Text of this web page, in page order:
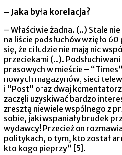
– Jaka była korelacja?
– Właściwie żadna. (..) Stale
na liście podsłuchów wzięło
się, że ci ludzie nie mają nic
przeciekami (..).
prasowych w mieście –
nowych magazynów, sieci
i “Post” oraz dwaj
zaczęli uzyskiwać bardzo
zresztą niewiele wspólnego z
sobie, jaki wspaniały brudek
wydawcy! Przecież on
politykach, o tym, kto został
kto kogo pieprzy” [5].